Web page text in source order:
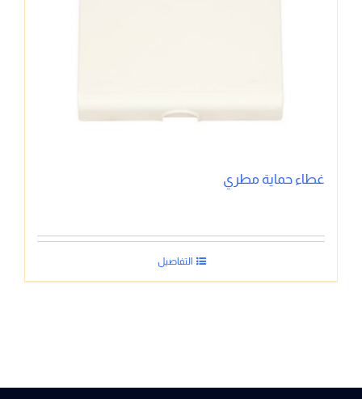
غطاء حماية مطري
التفاصيل